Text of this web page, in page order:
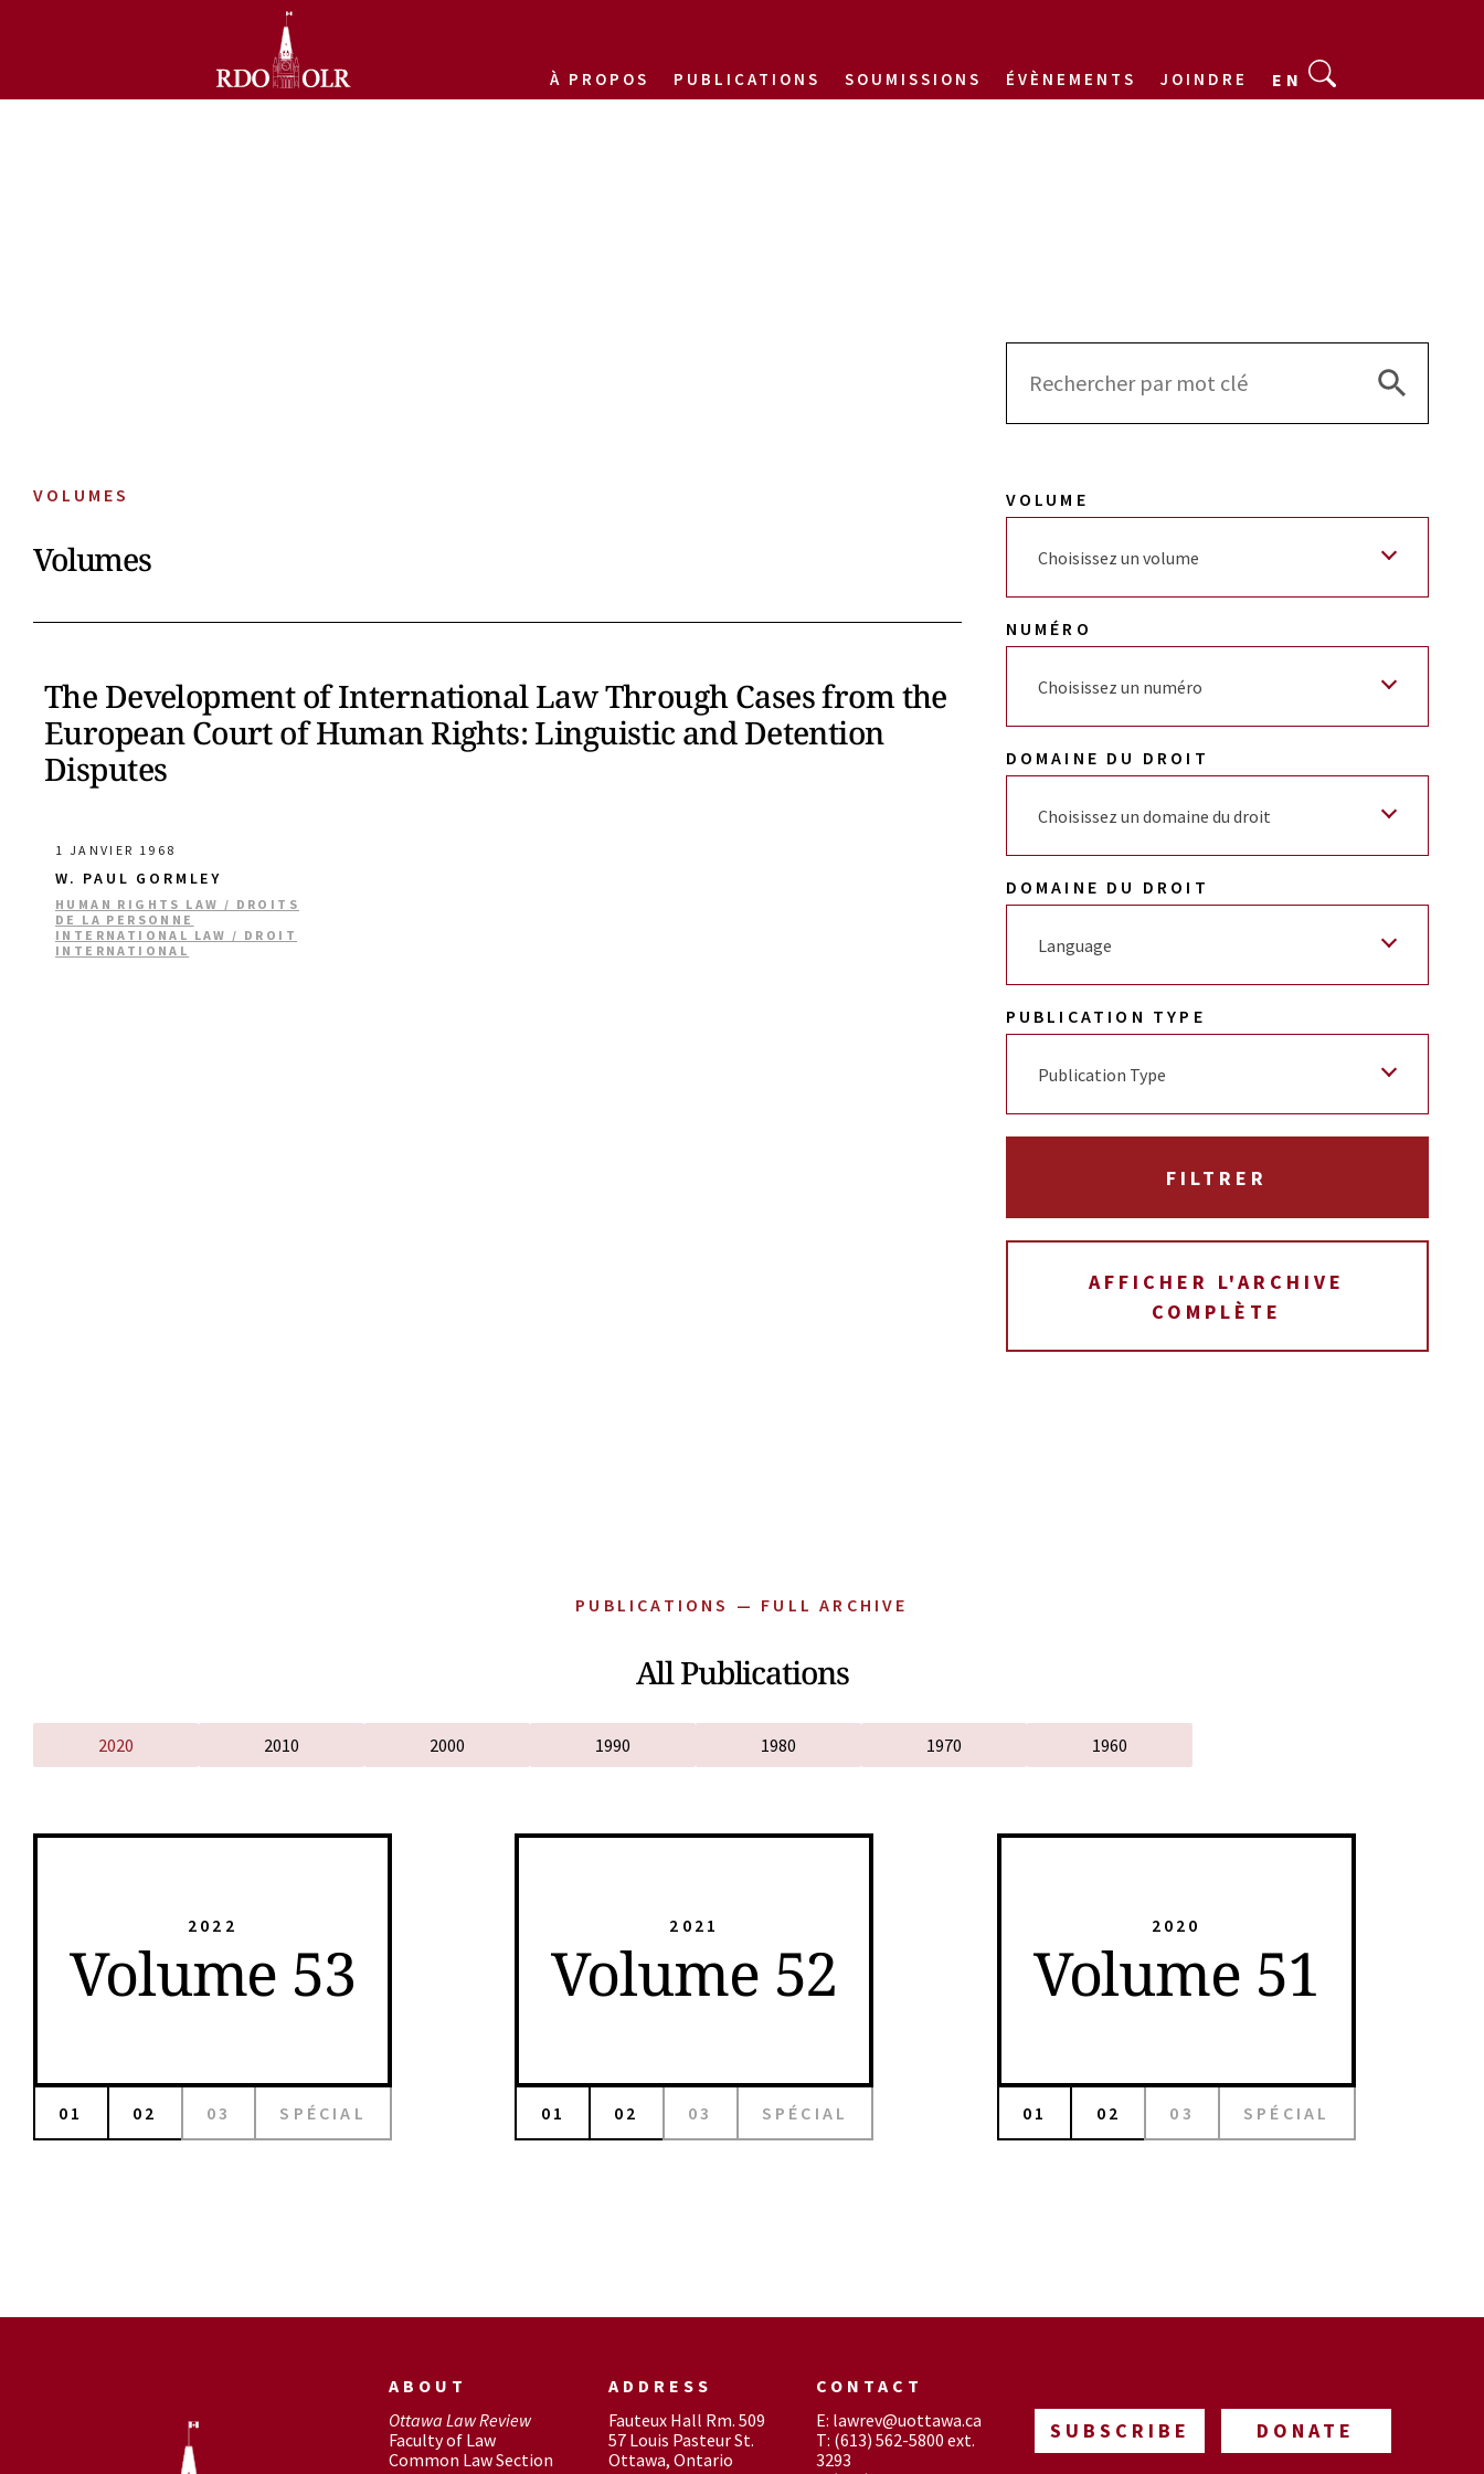
À PROPOS PUBLICATIONS SOUMISSIONS ÉVÈNEMENTS JOINDRE EN
VOLUMES
Volumes
The Development of International Law Through Cases from the
European Court of Human Rights: Linguistic and Detention
Disputes
1 JANVIER 1968
W. PAUL GORMLEY
HUMAN RIGHTS LAW / DROITS
DE LA PERSONNE
INTERNATIONAL LAW / DROIT
INTERNATIONAL
Search
Search
VOLUME
Choisissez un volume
NUMÉRO
Choisissez un numéro
DOMAINE DU DROIT
Choisissez un domaine du droit
DOMAINE DU DROIT
Language
PUBLICATION TYPE
Publication Type
AFFICHER L'ARCHIVE
COMPLÈTE
PUBLICATIONS — FULL ARCHIVE
All Publications
2020 2010 2000 1990 1980 1970 1960
2022
Volume 53
01 02 03 SPÉCIAL
2021
Volume 52
01 02 03 SPÉCIAL
2020
Volume 51
01 02 03 SPÉCIAL
ABOUT
Ottawa Law Review
Faculty of Law
Common Law Section
ADDRESS
Fauteux Hall Rm. 509
57 Louis Pasteur St.
Ottawa, Ontario
CONTACT
E: lawrev@uottawa.ca
T: (613) 562-5800 ext.
3293
SUBSCRIBE DONATE